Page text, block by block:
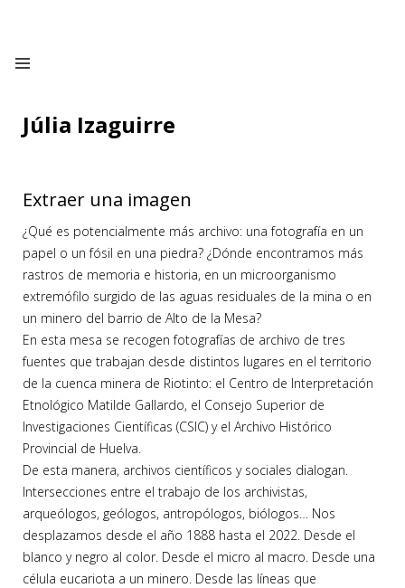
Júlia Izaguirre
Extraer una imagen
¿Qué es potencialmente más archivo: una fotografía en un
papel o un fósil en una piedra? ¿Dónde encontramos más
rastros de memoria e historia, en un microorganismo
extremófilo surgido de las aguas residuales de la mina o en
un minero del barrio de Alto de la Mesa?
En esta mesa se recogen fotografías de archivo de tres
fuentes que trabajan desde distintos lugares en el territorio
de la cuenca minera de Riotinto: el Centro de Interpretación
Etnológico Matilde Gallardo, el Consejo Superior de
Investigaciones Científicas (CSIC) y el Archivo Histórico
Provincial de Huelva.
De esta manera, archivos científicos y sociales dialogan.
Intersecciones entre el trabajo de los archivistas,
arqueólogos, geólogos, antropólogos, biólogos… Nos
desplazamos desde el año 1888 hasta el 2022. Desde el
blanco y negro al color. Desde el micro al macro. Desde una
célula eucariota a un minero. Desde las líneas que